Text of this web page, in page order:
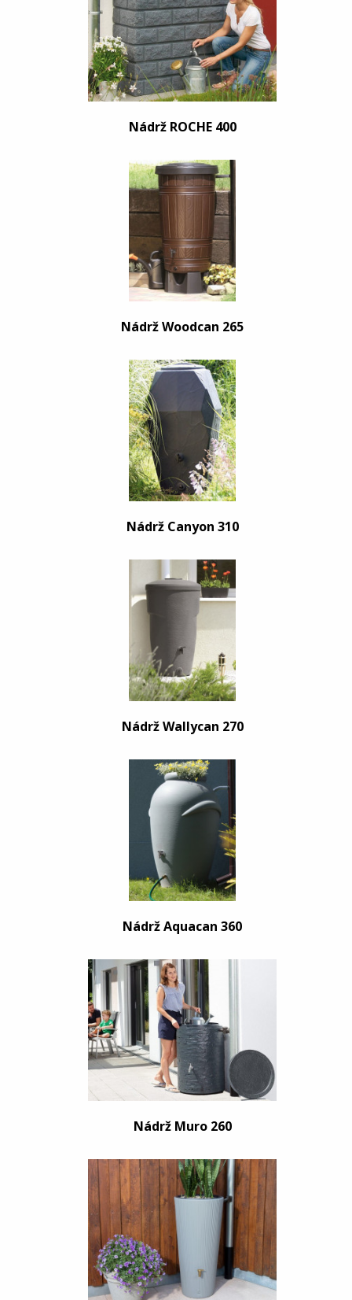
Nádrž ROCHE 400
Nádrž Woodcan 265
Nádrž Canyon 310
Nádrž Wallycan 270
Nádrž Aquacan 360
Nádrž Muro 260